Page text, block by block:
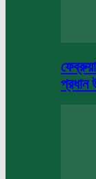
প্রধান